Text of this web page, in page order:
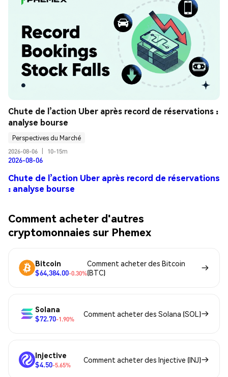
Chute de l’action Uber après record de réservations :
analyse bourse
Perspectives du Marché
2026-08-06
10-15m
2026-08-06
Chute de l’action Uber après record de réservations
: analyse bourse
Comment acheter d'autres
cryptomonnaies sur Phemex
Bitcoin
$64,384.00-0.30%
Comment acheter des Bitcoin
(BTC)
Solana
$72.70-1.90%
Comment acheter des Solana (SOL)
Injective
$4.50-5.65%
Comment acheter des Injective (INJ)